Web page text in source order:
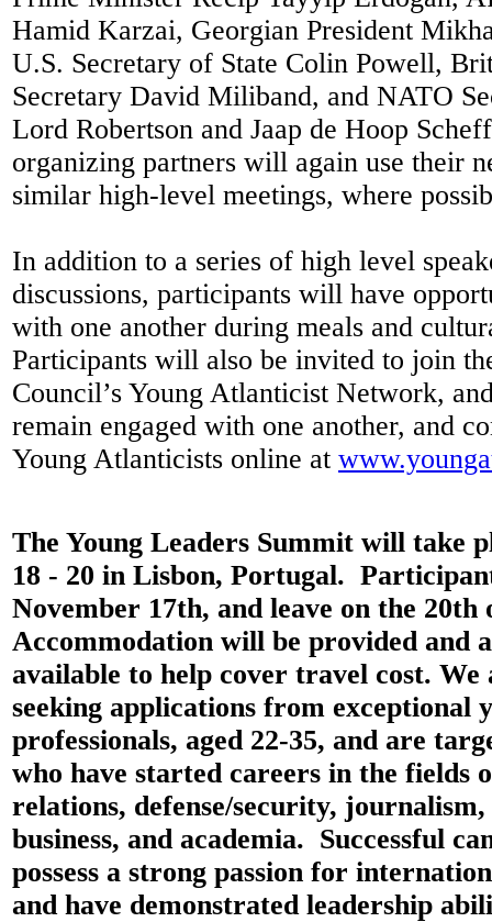
Hamid Karzai, Georgian President
U.S. Secretary of State Colin Powell,
Secretary David Miliband, and NATO
Lord Robertson and Jaap de Hoop
organizing partners will again use their
similar high-level meetings, where
In addition to a series of high level
discussions, participants will have
with one another during meals and
Participants will also be invited to join
Council’s Young Atlanticist Network,
remain engaged with one another, and
Young Atlanticists online at
The Young Leaders Summit will take
18 - 20 in Lisbon, Portugal.
November 17th, and leave on the
Accommodation will be provided and
available to help cover travel cost.
seeking applications from exceptional
professionals, aged 22-35, and are
who have started careers in the fields
relations, defense/security,
business, and academia. Successful
possess a strong passion for
and have demonstrated leadership